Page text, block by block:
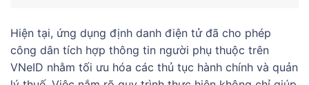
Hiện tại, ứng dụng định danh điện tử đã cho phép
công dân tích hợp thông tin người phụ thuộc trên
VNeID nhằm tối ưu hóa các thủ tục hành chính và quản